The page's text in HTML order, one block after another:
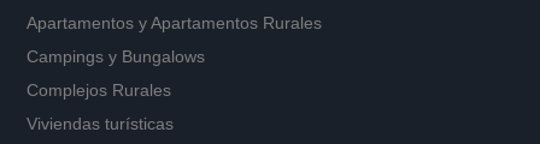
Apartamentos yApartamentos Rurales
Campings y Bungalows
Complejos Rurales
Viviendas turísticas